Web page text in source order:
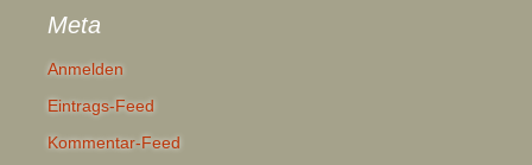
Meta
Anmelden
Eintrags-Feed
Kommentar-Feed